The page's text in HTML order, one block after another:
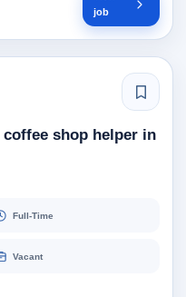
job
shop helper in
Full-Time
Vacant